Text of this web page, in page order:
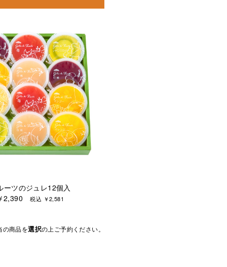
ーツのジュレ12個入
2,390税込 ￥2,581
の商品を選択の上ご予約ください。